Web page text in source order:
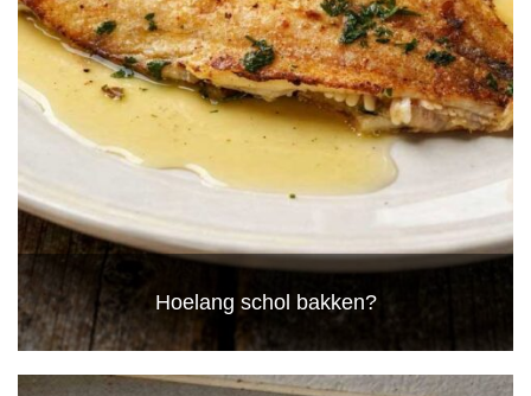
Hoelang schol bakken?